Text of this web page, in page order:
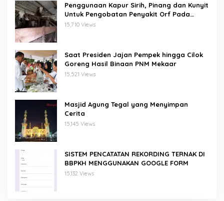
Penggunaan Kapur Sirih, Pinang dan Kunyit
Untuk Pengobatan Penyakit Orf Pada
Domba/Kambing
15,710 Views
Saat Presiden Jajan Pempek hingga Cilok
Goreng Hasil Binaan PNM Mekaar
15,521 Views
Masjid Agung Tegal yang Menyimpan
Cerita
15,145 Views
SISTEM PENCATATAN REKORDING TERNAK DI
BBPKH MENGGUNAKAN GOOGLE FORM
15,132 Views